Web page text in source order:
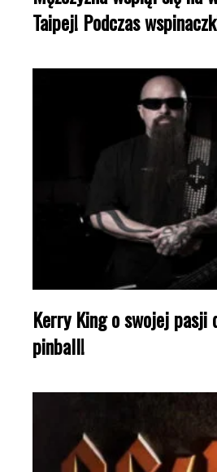
Taipej! Podczas
Kerry King o swojej pasji
pinball!